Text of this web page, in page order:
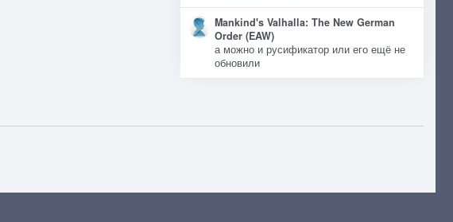
Mankind's Valhalla: The New German
Order (EAW)
а можно и русификатор или его ещё не
обновили